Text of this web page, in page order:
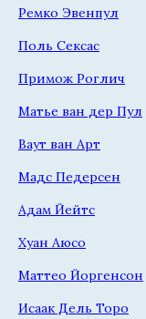
Ремко Эвенпул
Поль Сексас
Примож Роглич
Матье ван дер Пул
Ваут ван Арт
Мадс Педерсен
Адам Йейтс
Хуан Аюсо
Маттео Йоргенсон
Исаак Дель Торо